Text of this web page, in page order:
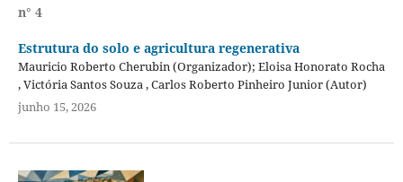
n° 4
Estrutura do solo e agricultura regenerativa
Mauricio Roberto Cherubin (Organizador); Eloisa Honorato Rocha
, Victória Santos Souza , Carlos Roberto Pinheiro Junior (Autor)
junho 15, 2026